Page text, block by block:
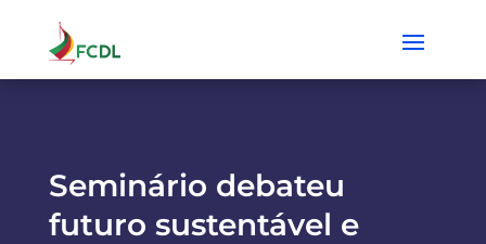
Seminário debateu
futuro sustentável e